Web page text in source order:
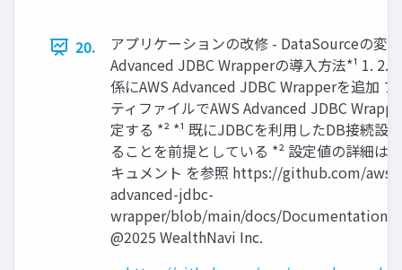
20.
アプリケーションの改修 - DataSourceの変
Advanced JDBC Wrapperの導⼊⽅法*¹ 1. 2.
係にAWS Advanced JDBC Wrapperを追加 プ
ティファイルでAWS Advanced JDBC
定する *² *¹ 既にJDBCを利⽤したDB接続設
ることを前提としている *² 設定値の詳細は
キュメント を参照 https://github.com/aws/
advanced-jdbc-
wrapper/blob/main/docs/
@2025 WealthNavi Inc.